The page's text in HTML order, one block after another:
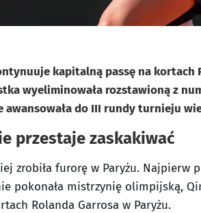
kapitalną passę na kortach
wyeliminowała rozstawioną z
awansowała do III rundy turnieju
przestaje zaskakiwać
zrobiła furorę w Paryżu. Najpierw
pokonała mistrzynię olimpijską,
Rolanda Garrosa w Paryżu.